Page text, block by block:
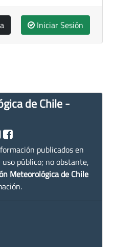
Iniciar Sesión
de Chile -
publicados en
público; no obstante,
Meteorológica de Chile